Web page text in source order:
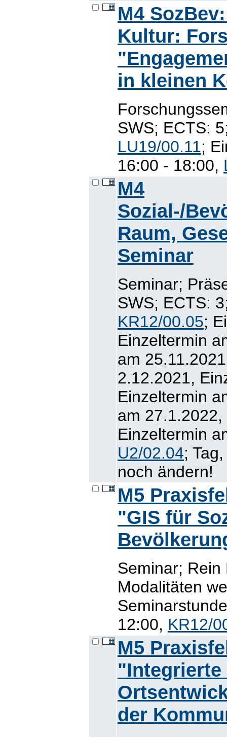
M4
Kultur:
in kleinen
SWS; ECTS:
LU19/00.11;
16:00 - 18:00,
M4
Sozial-/
Raum,
Seminar
Seminar;
SWS; ECTS:
KR12/00.05;
Einzeltermin
am
2.12.2021,
Einzeltermin
am
Einzeltermin
U2/02.04;
noch ändern!
M5
"GIS für
Seminar; Rein
Modalitäten
12:00, KR12/
M5
"Integrierte
der